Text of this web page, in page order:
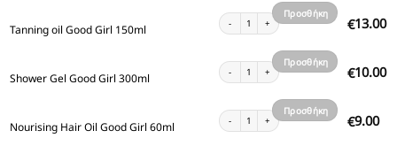
καλάθι
Tanning oil Good Girl 150ml €13.00
Tanning oil Good Girl 150ml ποσότητα
Προσθήκη
καλάθι
Shower Gel Good Girl 300ml €10.00
Shower Gel Good Girl 300ml ποσότητα
Προσθήκη
καλάθι
Nourising Hair Oil Good Girl 60ml €9.00
Nourising Hair Oil Good Girl 60ml ποσότητα
Προσθήκη